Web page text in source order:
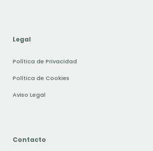
Legal
Política de Privacidad
Política de Cookies
Aviso Legal
Contacto